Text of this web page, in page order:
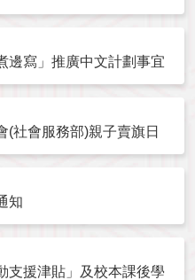
邊寫」推廣中文計劃事宜
(社會服務部)親子賣旗日
知
支援津貼」及校本課後學